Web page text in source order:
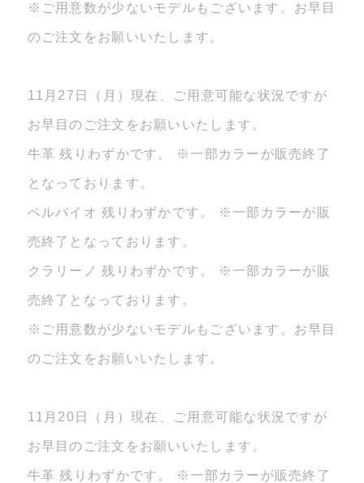
※ご用意数が少ないモデルもございます。お早目
のご注文をお願いいたします。
11月27日（月）現在、ご用意可能な状況ですが
お早目のご注文をお願いいたします。
牛革 残りわずかです。 ※一部カラーが販売終了
となっております。
ベルバイオ 残りわずかです。 ※一部カラーが販
売終了となっております。
クラリーノ 残りわずかです。 ※一部カラーが販
売終了となっております。
※ご用意数が少ないモデルもございます。お早目
のご注文をお願いいたします。
11月20日（月）現在、ご用意可能な状況ですが
お早目のご注文をお願いいたします。
牛革 残りわずかです。 ※一部カラーが販売終了